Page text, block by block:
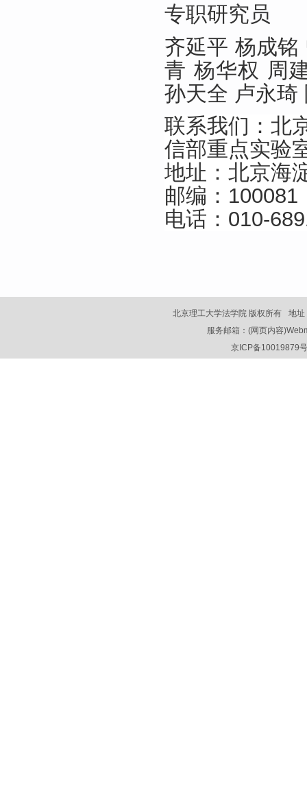
专职研究员
齐延平 杨成
青 杨华权 周
孙天全 卢永琦
联系我们：北
信部重点实验
地址：北京海
邮编：100081
电话：010-
北京理工大学法学院 版权所有
地址
服务邮箱：(网页内容
京ICP备10019879号